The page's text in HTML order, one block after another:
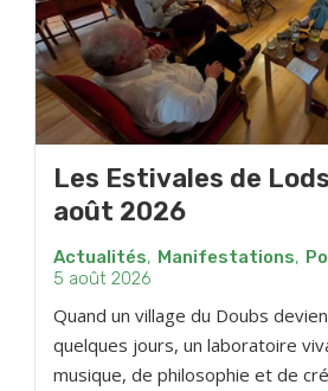
Les Estivales de
août 2026
Actualités, Manifestations,
5 août 2026
Quand un village du Doubs
quelques jours, un laboratoire
musique, de philosophie et de